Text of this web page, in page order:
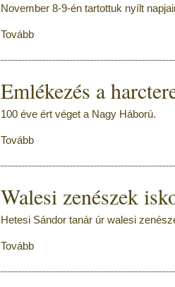
November 8-9-én tartottuk nyílt
Tovább
Emlékezés a
100 éve ért véget a Nagy Háború.
Tovább
Walesi zenészek
Hetesi Sándor tanár úr walesi
Tovább